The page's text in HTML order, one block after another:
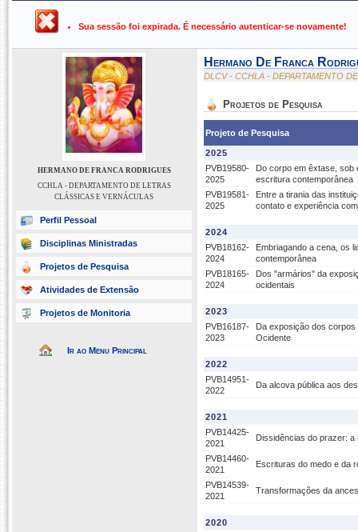
UFPB ›
Sua sessão foi expirada. É necessário autenticar-se novamente!
HERMANO DE FRANCA RODRIGUES
CCHLA - DEPARTAMENTO DE LETRAS
CLÁSSICAS E VERNÁCULAS
Perfil Pessoal
Disciplinas Ministradas
Projetos de Pesquisa
Atividades de Extensão
Projetos de Monitoria
Ir ao Menu Principal
Hermano De Franca
DLCV - CCHLA - DEPARTAMENTO
Projetos de Pesquisa
Projeto de Pesquisa
2025
PVB19580-
2025
Do corpo em êxtase, sob
escritura contemporânea
PVB19581-
2025
Entre a tirania das
contato e experiência
2024
PVB18162-
2024
Embriagando a cena, os
contemporânea
PVB18165-
2024
Dos "armários" da
ocidentais
2023
PVB16187-
2023
Da exposição dos
Ocidente
2022
PVB14951-
2022
Da alcova pública aos
2021
PVB14425-
2021
Dissidências do prazer: a
PVB14460-
2021
Escrituras do medo e da
PVB14539-
2021
Transformações da
2020